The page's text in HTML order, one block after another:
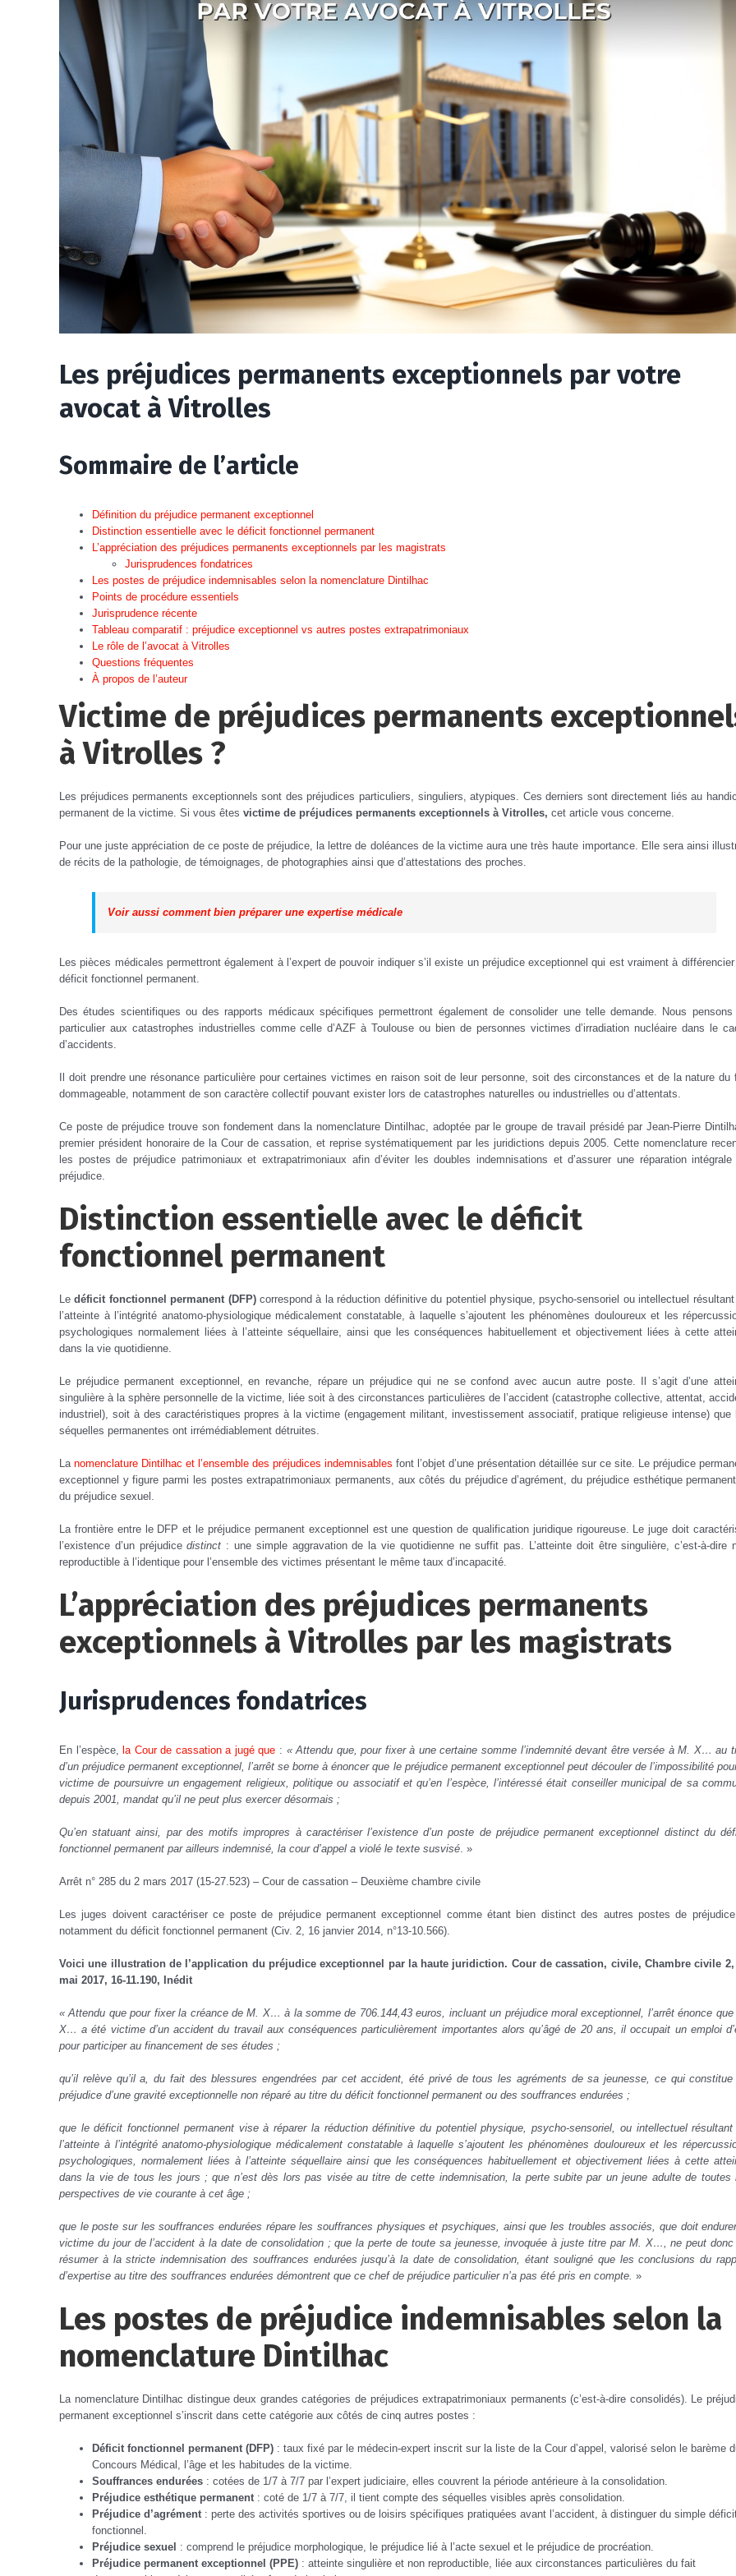
Les préjudices permanents exceptionnels par votre
avocat à Vitrolles
Sommaire de l’article
Définition du préjudice permanent exceptionnel
Distinction essentielle avec le déficit fonctionnel permanent
L’appréciation des préjudices permanents exceptionnels par les magistrats
Jurisprudences fondatrices
Les postes de préjudice indemnisables selon la nomenclature Dintilhac
Points de procédure essentiels
Jurisprudence récente
Tableau comparatif : préjudice exceptionnel vs autres postes extrapatrimoniaux
Le rôle de l’avocat à Vitrolles
Questions fréquentes
À propos de l’auteur
Victime de préjudices permanents
à Vitrolles ?
Les préjudices permanents exceptionnels sont des préjudices particuliers, singuliers, atypiques. Ces derniers sont directement liés au
permanent de la victime. Si vous êtes victime de préjudices permanents exceptionnels à Vitrolles, cet article vous concerne.
Pour une juste appréciation de ce poste de préjudice, la lettre de doléances de la victime aura une très haute importance. Elle sera ainsi
de récits de la pathologie, de témoignages, de photographies ainsi que d’attestations des proches.
Voir aussi comment bien préparer une expertise médicale
Les pièces médicales permettront également à l’expert de pouvoir indiquer s’il existe un préjudice exceptionnel qui est vraiment à
déficit fonctionnel permanent.
Des études scientifiques ou des rapports médicaux spécifiques permettront également de consolider une telle demande. Nous pensons
particulier aux catastrophes industrielles comme celle d’AZF à Toulouse ou bien de personnes victimes d’irradiation nucléaire dans le
d’accidents.
Il doit prendre une résonance particulière pour certaines victimes en raison soit de leur personne, soit des circonstances et de la nature du
dommageable, notamment de son caractère collectif pouvant exister lors de catastrophes naturelles ou industrielles ou d’attentats.
Ce poste de préjudice trouve son fondement dans la nomenclature Dintilhac, adoptée par le groupe de travail présidé par Jean-Pierre
premier président honoraire de la Cour de cassation, et reprise systématiquement par les juridictions depuis 2005. Cette nomenclature
les postes de préjudice patrimoniaux et extrapatrimoniaux afin d’éviter les doubles indemnisations et d’assurer une réparation intégrale
préjudice.
Distinction essentielle avec le déficit
fonctionnel permanent
Ledéficit fonctionnel permanent (DFP)correspond à la réduction définitive du potentiel physique, psycho-sensoriel ou intellectuel
l’atteinte à l’intégrité anatomo-physiologique médicalement constatable, à laquelle s’ajoutent les phénomènes douloureux et les
psychologiques normalement liées à l’atteinte séquellaire, ainsi que les conséquences habituellement et objectivement liées à cette
dans la vie quotidienne.
Le préjudice permanent exceptionnel, en revanche, répare un préjudice qui ne se confond avec aucun autre poste. Il s’agit d’une
singulière à la sphère personnelle de la victime, liée soit à des circonstances particulières de l’accident (catastrophe collective, attentat,
industriel), soit à des caractéristiques propres à la victime (engagement militant, investissement associatif, pratique religieuse intense) que
séquelles permanentes ont irrémédiablement détruites.
La nomenclature Dintilhac et l’ensemble des préjudices indemnisables font l’objet d’une présentation détaillée sur ce site. Le préjudice
exceptionnel y figure parmi les postes extrapatrimoniaux permanents, aux côtés du préjudice d’agrément, du préjudice esthétique
du préjudice sexuel.
La frontière entre le DFP et le préjudice permanent exceptionnel est une question de qualification juridique rigoureuse. Le juge doit
l’existence d’un préjudicedistinct : une simple aggravation de la vie quotidienne ne suffit pas. L’atteinte doit être singulière, c’est-à-dire
reproductible à l’identique pour l’ensemble des victimes présentant le même taux d’incapacité.
L’appréciation des préjudices permanents
exceptionnels à Vitrolles par les magistrats
Jurisprudences fondatrices
En l’espèce,la Cour de cassation a jugé que : « Attendu que, pour fixer à une certaine somme l’indemnité devant être versée à M. X… au
d’un préjudice permanent exceptionnel, l’arrêt se borne à énoncer que le préjudice permanent exceptionnel peut découler de l’impossibilité
victime de poursuivre un engagement religieux, politique ou associatif et qu’en l’espèce, l’intéressé était conseiller municipal de sa
depuis 2001, mandat qu’il ne peut plus exercer désormais ;
Qu’en statuant ainsi, par des motifs impropres à caractériser l’existence d’un poste de préjudice permanent exceptionnel distinct du
fonctionnel permanent par ailleurs indemnisé, la cour d’appel a violé le texte susvisé . »
Arrêt n° 285 du 2 mars 2017 (15-27.523) – Cour de cassation – Deuxième chambre civile
Les juges doivent caractériser ce poste de préjudice permanent exceptionnel comme étant bien distinct des autres postes de
notamment du déficit fonctionnel permanent (Civ. 2, 16 janvier 2014, n°13-10.566).
Voici une illustration de l’application du préjudice exceptionnel par la haute juridiction. Cour de cassation, civile, Chambre civile 2,
mai 2017, 16-11.190, Inédit
« Attendu que pour fixer la créance de M. X… à la somme de 706.144,43 euros, incluant un préjudice moral exceptionnel, l’arrêt énonce
X… a été victime d’un accident du travail aux conséquences particulièrement importantes alors qu’âgé de 20 ans, il occupait un emploi
pour participer au financement de ses études ;
qu’il relève qu’il a, du fait des blessures engendrées par cet accident, été privé de tous les agréments de sa jeunesse, ce qui constitue
préjudice d’une gravité exceptionnelle non réparé au titre du déficit fonctionnel permanent ou des souffrances endurées ;
que le déficit fonctionnel permanent vise à réparer la réduction définitive du potentiel physique, psycho-sensoriel, ou intellectuel résultant
l’atteinte à l’intégrité anatomo-physiologique médicalement constatable à laquelle s’ajoutent les phénomènes douloureux et les
psychologiques, normalement liées à l’atteinte séquellaire ainsi que les conséquences habituellement et objectivement liées à cette
dans la vie de tous les jours ; que n’est dès lors pas visée au titre de cette indemnisation, la perte subite par un jeune adulte de toutes
perspectives de vie courante à cet âge ;
que le poste sur les souffrances endurées répare les souffrances physiques et psychiques, ainsi que les troubles associés, que doit
victime du jour de l’accident à la date de consolidation ; que la perte de toute sa jeunesse, invoquée à juste titre par M. X…, ne peut
résumer à la stricte indemnisation des souffrances endurées jusqu’à la date de consolidation, étant souligné que les conclusions du
d’expertise au titre des souffrances endurées démontrent que ce chef de préjudice particulier n’a pas été pris en compte. »
Les postes de préjudice indemnisables selon la
nomenclature Dintilhac
La nomenclature Dintilhac distingue deux grandes catégories de préjudices extrapatrimoniaux permanents (c’est-à-dire consolidés). Le
permanent exceptionnel s’inscrit dans cette catégorie aux côtés de cinq autres postes :
Déficit fonctionnel permanent (DFP) : taux fixé par le médecin-expert inscrit sur la liste de la Cour d’appel, valorisé selon le barème
Concours Médical, l’âge et les habitudes de la victime.
Souffrances endurées : cotées de 1/7 à 7/7 par l’expert judiciaire, elles couvrent la période antérieure à la consolidation.
Préjudice esthétique permanent : coté de 1/7 à 7/7, il tient compte des séquelles visibles après consolidation.
Préjudice d’agrément : perte des activités sportives ou de loisirs spécifiques pratiquées avant l’accident, à distinguer du simple
fonctionnel.
Préjudice sexuel : comprend le préjudice morphologique, le préjudice lié à l’acte sexuel et le préjudice de procréation.
Préjudice permanent exceptionnel (PPE) : atteinte singulière et non reproductible, liée aux circonstances particulières du fait